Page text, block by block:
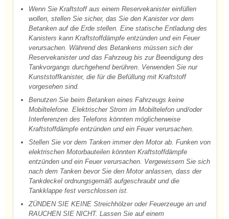
Wenn Sie Kraftstoff aus einem Reservekanister einfüllen
wollen, stellen Sie sicher, das Sie den Kanister vor dem
Betanken auf die Erde stellen. Eine statische Entladung des
Kanisters kann Kraftstoffdämpfe entzünden und ein Feuer
verursachen. Während des Betankens müssen sich der
Reservekanister und das Fahrzeug bis zur Beendigung des
Tankvorgangs durchgehend berühren. Verwenden Sie nur
Kunststoffkanister, die für die Befüllung mit Kraftstoff
vorgesehen sind.
Benutzen Sie beim Betanken eines Fahrzeugs keine
Mobiltelefone. Elektrischer Strom im Mobiltelefon und/oder
Interferenzen des Telefons könnten möglicherweise
Kraftstoffdämpfe entzünden und ein Feuer verursachen.
Stellen Sie vor dem Tanken immer den Motor ab. Funken von
elektrischen Motorbauteilen könnten Kraftstoffdämpfe
entzünden und ein Feuer verursachen. Vergewissern Sie sich
nach dem Tanken bevor Sie den Motor anlassen, dass der
Tankdeckel ordnungsgemäß aufgeschraubt und die
Tankklappe fest verschlossen ist.
ZÜNDEN SIE KEINE Streichhölzer oder Feuerzeuge an und
RAUCHEN SIE NICHT. Lassen Sie auf einem